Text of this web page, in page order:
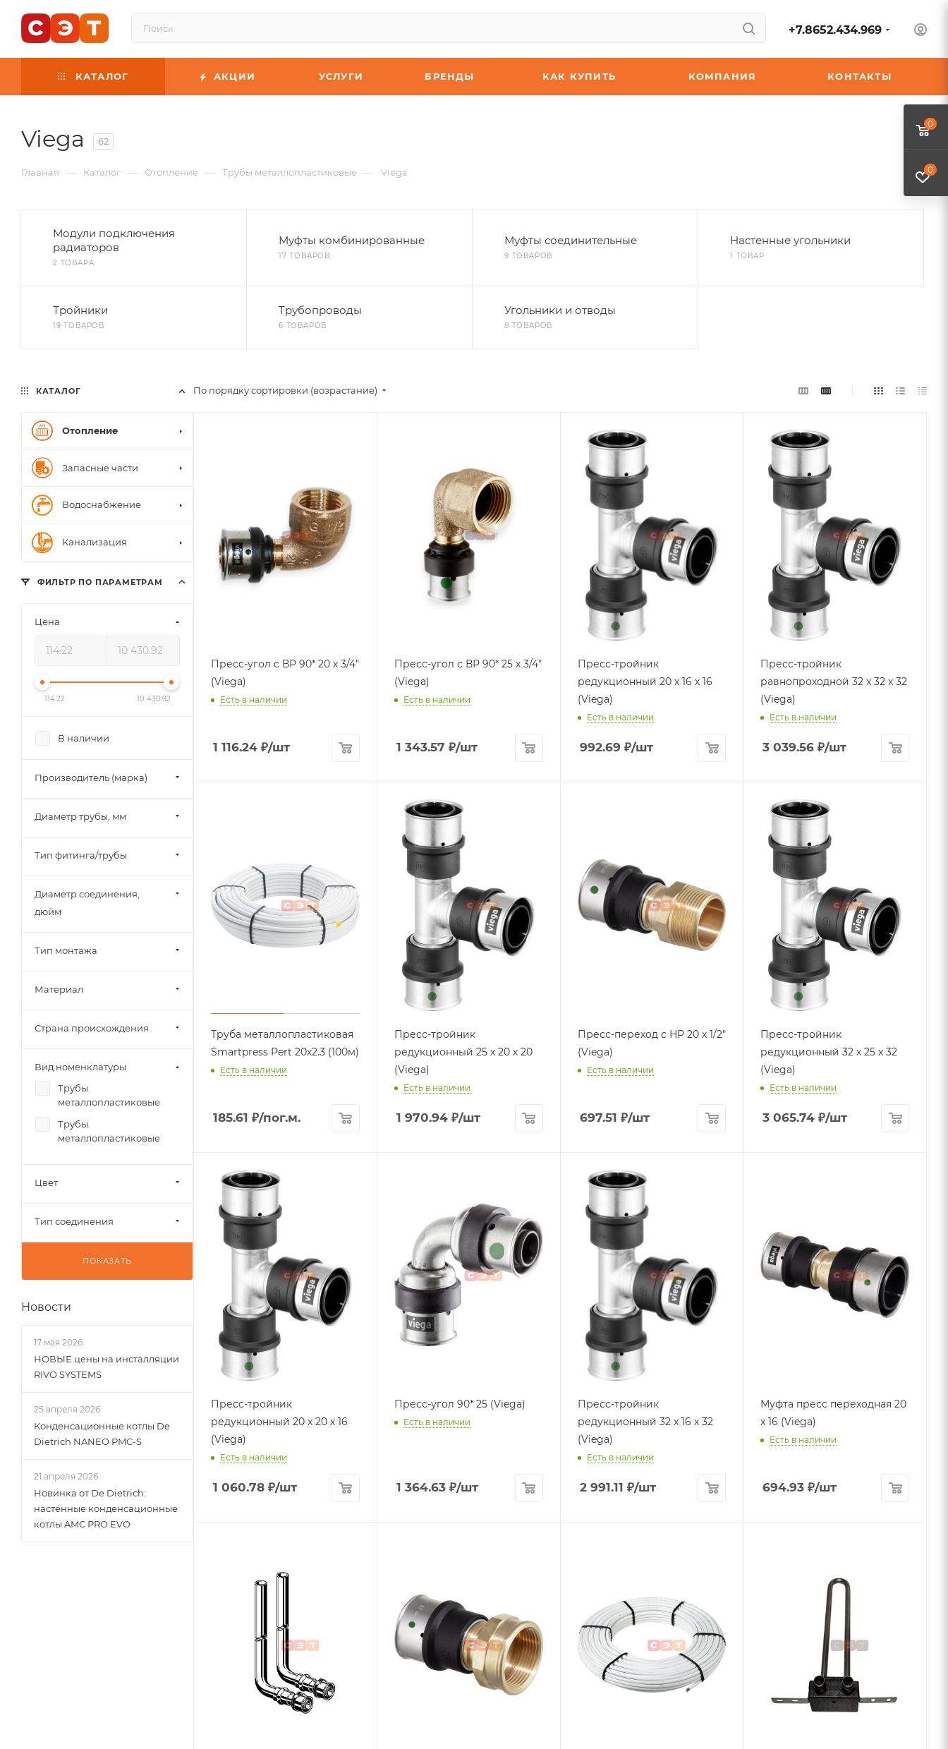
+7.8652.434.969
КАТАЛОГ АКЦИИ УСЛУГИ БРЕНДЫ КАК КУПИТЬ КОМПАНИЯ КОНТАКТЫ
Viega 62
Главная — Каталог — Отопление — Трубы металлопластиковые — Viega
Модули подключения
радиаторов
2 ТОВАРА
Муфты комбинированные
17 ТОВАРОВ
Муфты соединительные
9 ТОВАРОВ
Настенные угольники
1 ТОВАР
Тройники
19 ТОВАРОВ
Трубопроводы
6 ТОВАРОВ
Угольники и отводы
8 ТОВАРОВ
По порядку сортировки (возрастание)
Пресс-угол с ВР 90* 20 х 3/4"
(Viega)
Есть в наличии
1 116.24 ₽/шт
Пресс-угол с ВР 90* 25 х 3/4"
(Viega)
Есть в наличии
1 343.57 ₽/шт
Пресс-тройник
редукционный 20 х 16 х 16
(Viega)
Есть в наличии
992.69 ₽/шт
Пресс-тройник
равнопроходной 32 x 32 x 32
(Viega)
Есть в наличии
3 039.56 ₽/шт
Труба металлопластиковая
Smartpress Pert 20х2.3 (100м)
Есть в наличии
185.61 ₽/пог.м.
Пресс-тройник
редукционный 25 х 20 х 20
(Viega)
Есть в наличии
1 970.94₽/шт
Пресс-переход с НР 20 х 1/2"
(Viega)
Есть в наличии
697.51 ₽/шт
Пресс-тройник
редукционный 32 x 25 x 32
(Viega)
Есть в наличии
3 065.74 ₽/шт
Пресс-тройник
редукционный 20 х 20 х 16
(Viega)
Есть в наличии
1 060.78 ₽/шт
Пресс-угол 90* 25 (Viega)
Есть в наличии
1 364.63₽/шт
Пресс-тройник
редукционный 32 x 16 x 32
(Viega)
Есть в наличии
2 991.11 ₽/шт
Муфта пресс переходная 20
x 16 (Viega)
Есть в наличии
694.93 ₽/шт
КАТАЛОГ
Отопление
Запасные части
Водоснабжение
Канализация
ФИЛЬТР ПО ПАРАМЕТРАМ
Цена
114.22 10 430.92
В наличии
Производитель (марка)
Диаметр трубы, мм
Тип фитинга/трубы
Диаметр соединения,
дюйм
Тип монтажа
Материал
Страна происхождения
Вид номенклатуры
Трубы
металлопластиковые
Трубы
металлопластиковые
Цвет
Тип соединения
ПОКАЗАТЬ
Новости
17 мая 2026
НОВЫЕ цены на инсталляции
RIVO SYSTEMS
25 апреля 2026
Конденсационные котлы De
Dietrich NANEO PMC-S
21 апреля 2026
Новинка от De Dietrich:
настенные конденсационные
котлы AMC PRO EVO
0
0